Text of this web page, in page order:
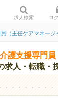
求人検索 ロ
（主任ケアマネージ
護支援専門
求人・転職・
・・・・・・・